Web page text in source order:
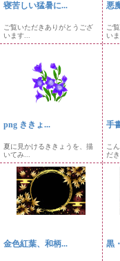
寝苦しい猛暑に...
ご覧いただきありがとうござ
います...
悪
ご
い
png ききょ...
夏に見かけるききょうを、描
いてみ...
手
こ
だ
金色紅葉、和柄... 黒